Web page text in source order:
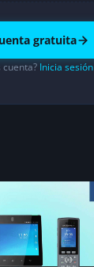
gratuita
cuenta? Inicia sesión